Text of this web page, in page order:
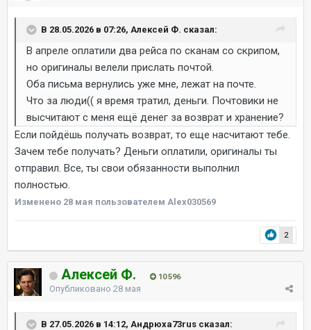
В 28.05.2026 в 07:26, Алексей Ф. сказал:
В апреле оплатили два рейса по сканам со скрипом,
но оригиналы велели прислать почтой.
Оба письма вернулись уже мне, лежат на почте.
Что за люди(( я время тратил, деньги. Почтовики не
высчитают с меня ещё денег за возврат и хранение?
Если пойдёшь получать возврат, то еще насчитают тебе.
Зачем тебе получать? Деньги оплатили, оригиналы ты
отправил. Все, ты свои обязанности выполнил
полностью.
Изменено 28 мая пользователем Alex030569
2
Алексей Ф. 10 596
Опубликовано 28 мая
В 27.05.2026 в 14:12, Андрюха73rus сказал: